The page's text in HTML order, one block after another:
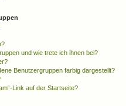
und wie trete ich ihnen bei?
Benutzergruppen farbig dargestellt?
Link auf der Startseite?